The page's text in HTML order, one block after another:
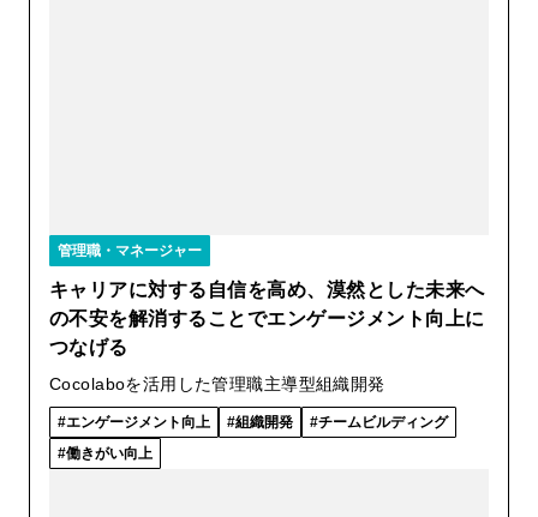
管理職・マネージャー
キャリアに対する自信を高め、漠然とした未来へ
の不安を解消することでエンゲージメント向上に
つなげる
Cocolaboを活用した管理職主導型組織開発
エンゲージメント向上 組織開発
チームビルディング
働きがい向上